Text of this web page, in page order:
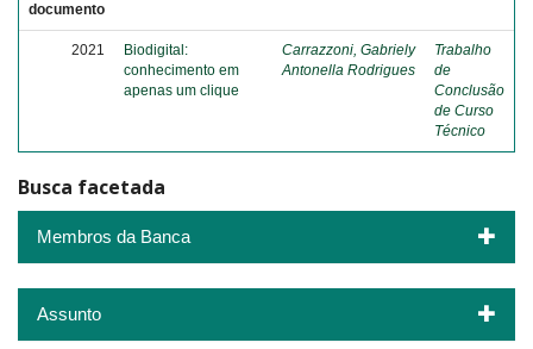
documento
2021
Biodigital:
conhecimento em
apenas um clique
Carrazzoni, Gabriely
Antonella Rodrigues
Trabalho
de
Conclusão
de Curso
Técnico
Busca facetada
Membros da Banca
Assunto